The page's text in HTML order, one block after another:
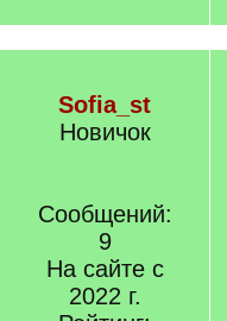
Sofia_st
Новичок
Сообщений:
9
На сайте с
2022 г.